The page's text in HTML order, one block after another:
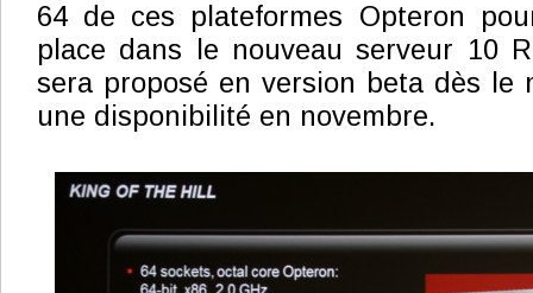
64 de ces plateformes Opteron
place dans le nouveau serveur 10
sera proposé en version beta dès le
une disponibilité en novembre.